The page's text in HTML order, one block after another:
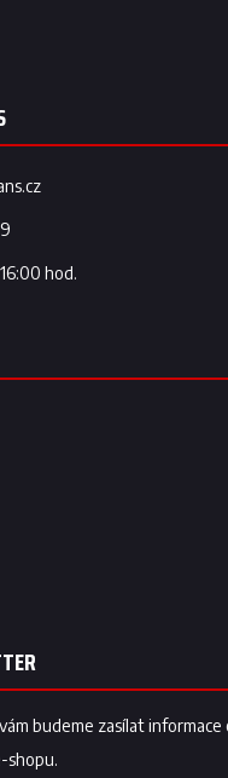
budeme zasílat informace
shopu.